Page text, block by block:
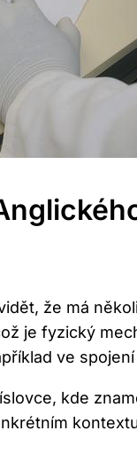
že má
je fyzický
ve
kde